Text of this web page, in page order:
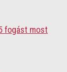
fogást most